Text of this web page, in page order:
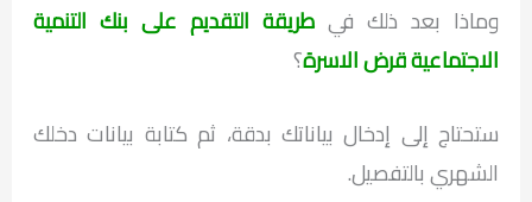
وماذا بعد ذلك فيطريقة التقديم على بنك التنمية
الاجتماعية قرض الاسرة؟
ستحتاج إلى إدخال بياناتك بدقة، ثم كتابة بيانات دخلك
الشهري بالتفصيل.